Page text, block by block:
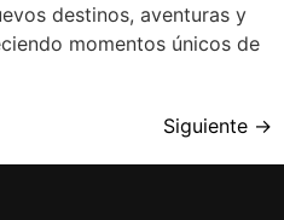
destinos, aventuras y
momentos únicos de
Siguiente →